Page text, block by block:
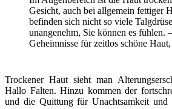
Gesicht, auch bei allgemein fettiger
befinden sich nicht so viele
unangenehm, Sie können es fühlen.
Geheimnisse für zeitlos schöne
Trockener Haut sieht man
Hallo Falten. Hinzu kommen der
und die Quittung für Unachtsamkeit und